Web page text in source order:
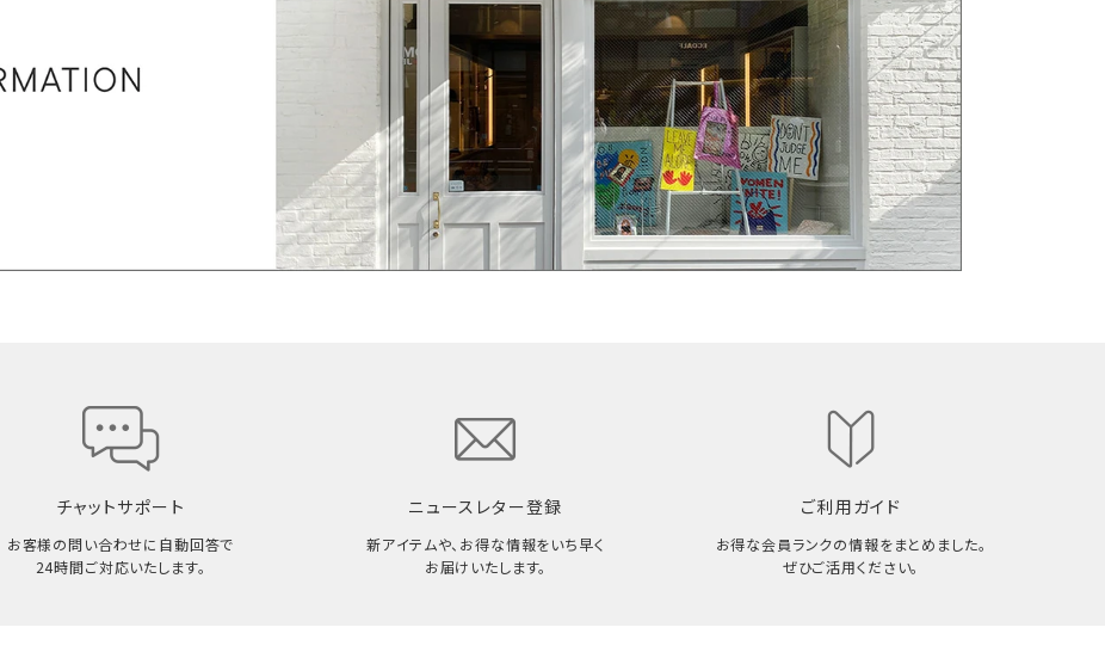
チャットサポート
お客様の問い合わせに自動回答で
24時間ご対応いたします。
ニュースレター登録
新アイテムや、お得な情報をいち早く
お届けいたします。
ご利用ガイド
お得な会員ランクの情報をまとめました。
ぜひご活用ください。